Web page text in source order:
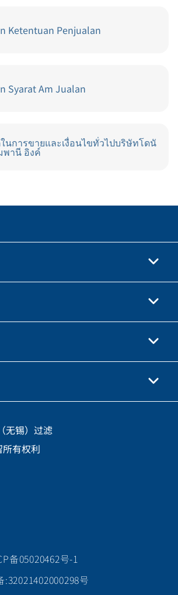
Ketentuan Penjualan
Syarat Am Jualan
นการขายและเงื่อนไขทั่วไปบริษัทโดนั
านี อิงค์
锡市新吴区
园新都路16号，邮编 214028
微信公众号
无锡）过滤
有权利
备05020462号-1
:32021402000298号